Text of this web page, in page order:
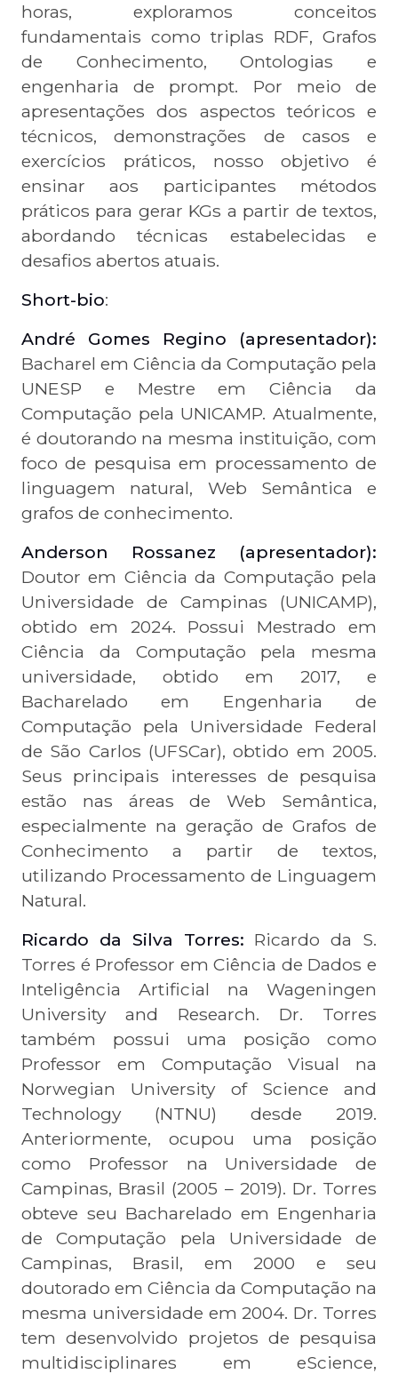
horas, exploramos conceitos
fundamentais como triplas RDF, Grafos
de Conhecimento, Ontologias e
engenharia de prompt. Por meio de
apresentações dos aspectos teóricos e
técnicos, demonstrações de casos e
exercícios práticos, nosso objetivo é
ensinar aos participantes métodos
práticos para gerar KGs a partir de textos,
abordando técnicas estabelecidas e
desafios abertos atuais.
Short-bio:
André Gomes Regino (apresentador):
Bacharel em Ciência da Computação pela
UNESP e Mestre em Ciência da
Computação pela UNICAMP. Atualmente,
é doutorando na mesma instituição, com
foco de pesquisa em processamento de
linguagem natural, Web Semântica e
grafos de conhecimento.
Anderson Rossanez (apresentador):
Doutor em Ciência da Computação pela
Universidade de Campinas (UNICAMP),
obtido em 2024. Possui Mestrado em
Ciência da Computação pela mesma
universidade, obtido em 2017, e
Bacharelado em Engenharia de
Computação pela Universidade Federal
de São Carlos (UFSCar), obtido em 2005.
Seus principais interesses de pesquisa
estão nas áreas de Web Semântica,
especialmente na geração de Grafos de
Conhecimento a partir de textos,
utilizando Processamento de Linguagem
Natural.
Ricardo da Silva Torres: Ricardo da S.
Torres é Professor em Ciência de Dados e
Inteligência Artificial na Wageningen
University and Research. Dr. Torres
também possui uma posição como
Professor em Computação Visual na
Norwegian University of Science and
Technology (NTNU) desde 2019.
Anteriormente, ocupou uma posição
como Professor na Universidade de
Campinas, Brasil (2005 – 2019). Dr. Torres
obteve seu Bacharelado em Engenharia
de Computação pela Universidade de
Campinas, Brasil, em 2000 e seu
doutorado em Ciência da Computação na
mesma universidade em 2004. Dr. Torres
tem desenvolvido projetos de pesquisa
multidisciplinares em eScience,